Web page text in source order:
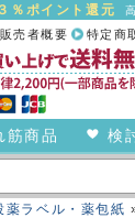
％ポイント還元
特定商
販売者概要
筋商品 検
薬ラベル・薬包紙